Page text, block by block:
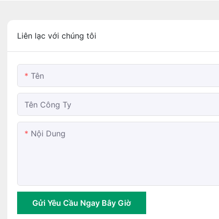
Liên lạc với chúng tôi
Tên
Tên Công Ty
Nội Dung
Gửi Yêu Cầu Ngay Bây Giờ